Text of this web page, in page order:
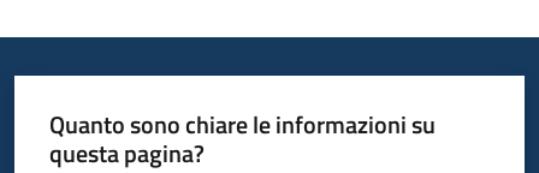
Quanto sono chiare le informazioni su
questa pagina?